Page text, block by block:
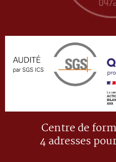
Centre de
4 adresses